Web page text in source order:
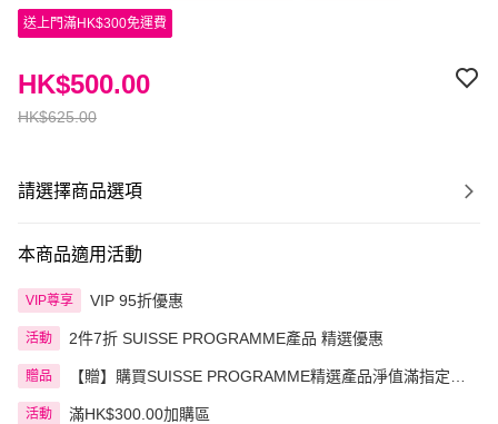
送上門滿HK$300免運費
HK$625.00
HK$500.00
請選擇商品選項
本商品適用活動
VIP尊享 VIP 95折優惠
活動 2件7折 SUISSE PROGRAMME產品 精選優惠
贈品
【贈】購買SUISSE PROGRAMME精選產品淨值滿指定金
活動 滿HK$300.00加購區